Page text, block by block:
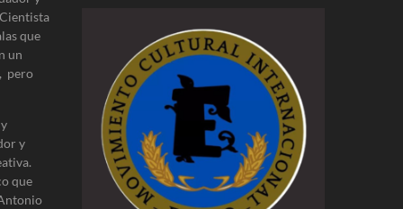
que
un
pero
y
que